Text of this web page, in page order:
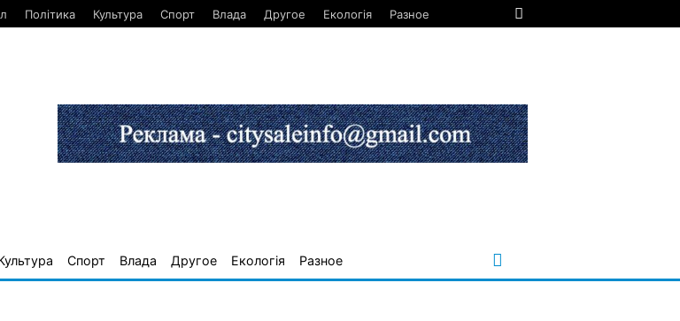
Політика Культура Спорт Влада Другое Екологія Разное
Спорт Влада Другое Екологія Разное